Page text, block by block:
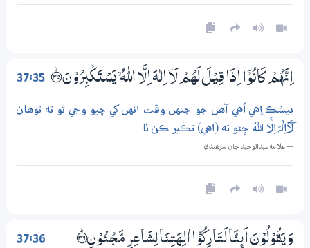
37:35 اِنَّهُمْ كَانُوْٓا اِذَا قِيْلَ لَهُمْ لَآ اِلٰهَ اِلَّا اللّٰهُ ۙ يَسْتَكْبِرُوْنَ ؀ۙ35
بيشڪ اِهي اُهي آهن جو جنهن وقت انهن کي چيو وڃي ٿو ته توهان
لَآاِلٰہَ اِلَّا اللهُ چئو ته (اهي) تڪبر ڪن ٿا
— علامه عبدالوحيد جان سرھندي
37:36 وَيَقُوْلُوْنَ اَىِٕنَّا لَتَارِكُوْٓا اٰلِـهَتِنَا لِشَاعِرٍ مَّـجْــنُوْنٍ ؀ۭ36